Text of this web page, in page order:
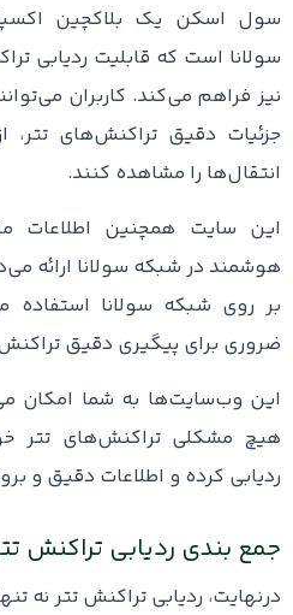
سول اسکن یک بلاکچین
سولانا است که قابلیت ردیابی
نیز فراهم می‌کند. کاربران
جزئیات دقیق تراکنش‌های تتر،
انتقال‌ها را مشاهده کنند.
این سایت همچنین اطلاعات
هوشمند در شبکه سولانا ارائه
بر روی شبکه سولانا
ضروری برای پیگیری دقیق
این وب‌سایت‌ها به شما امکان
هیچ مشکلی تراکنش‌های تتر
ردیابی کرده و اطلاعات دقیق و
جمع بندی ردیابی تراکنش
درنهایت، ردیابی تراکنش تتر نه‌